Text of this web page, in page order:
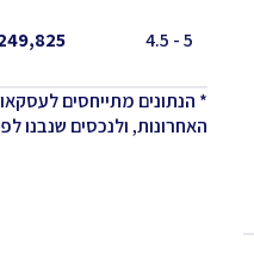
5 - 4.5
* הנתונים מתייחסים
האחרונות, ולנכסים שנבנו לפני